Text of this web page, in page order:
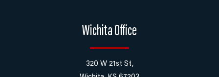
Wichita Office
320 W 21st St,